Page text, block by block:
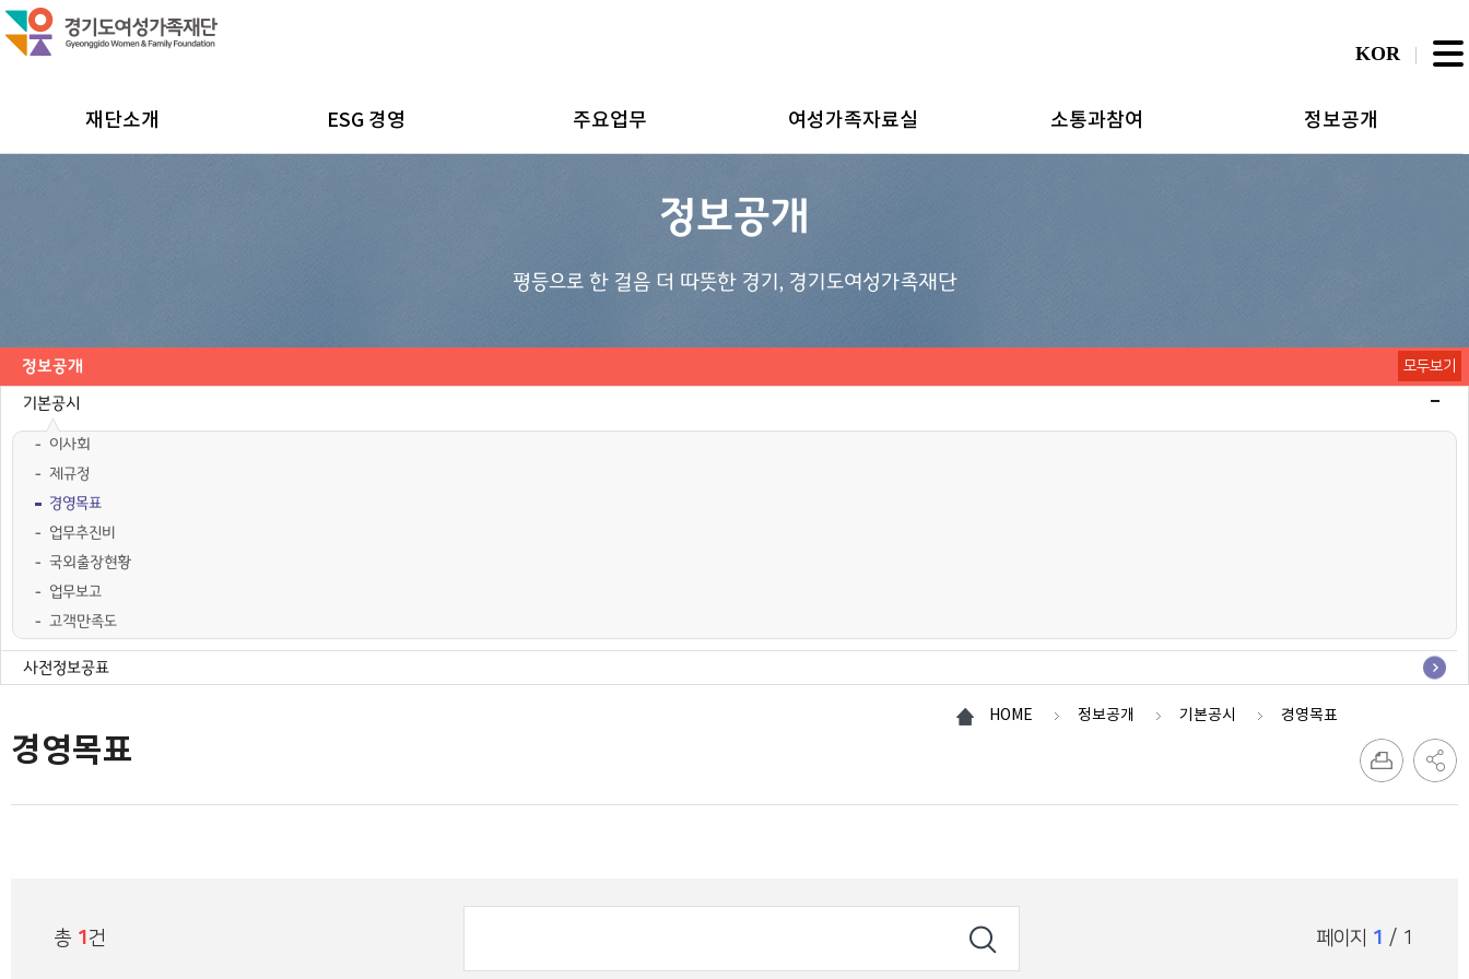
재단소개 ESG 경영 주요업무 여성가족자료실 소통과참여 정보공개
KOR
정보공개
평등으로 한 걸음 더 따뜻한 경기, 경기도여성가족재단
정보공개
기본공시
이사회
제규정
경영목표
업무추진비
국외출장현황
업무보고
고객만족도
경영공시
계약정보
사전정보공표
모두보기
HOME 정보공개 기본공시 경영목표
경영목표
총 1 건 페이지 1 / 1